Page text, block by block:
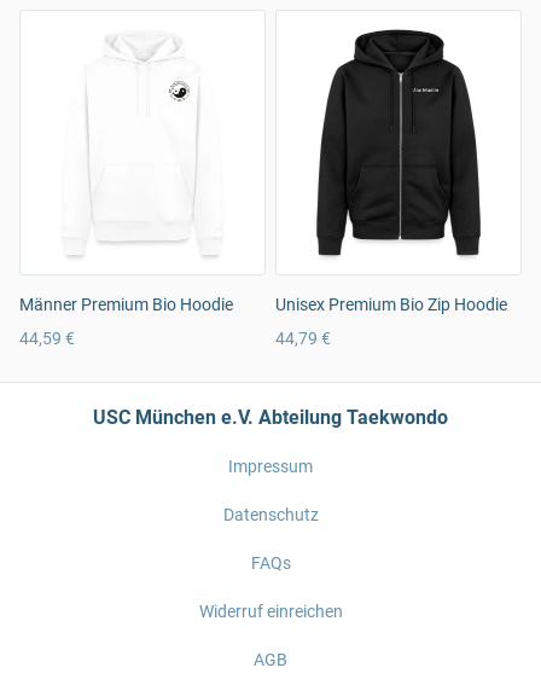
Männer Premium Bio Hoodie
44,59 €
Unisex Premium Bio Zip Hoodie
44,79 €
USC München e.V. Abteilung Taekwondo
Impressum
Datenschutz
FAQs
Widerruf einreichen
AGB